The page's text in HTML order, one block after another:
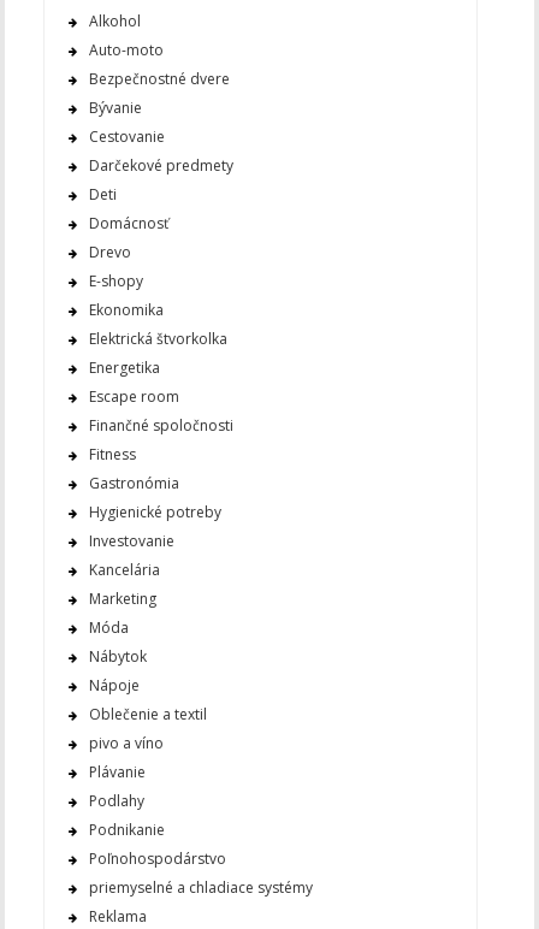
Alkohol
Auto-moto
Bezpečnostné dvere
Bývanie
Cestovanie
Darčekové predmety
Deti
Domácnosť
Drevo
E-shopy
Ekonomika
Elektrická štvorkolka
Energetika
Escape room
Finančné spoločnosti
Fitness
Gastronómia
Hygienické potreby
Investovanie
Kancelária
Marketing
Móda
Nábytok
Nápoje
Oblečenie a textil
pivo a víno
Plávanie
Podlahy
Podnikanie
Poľnohospodárstvo
priemyselné a chladiace systémy
Reklama